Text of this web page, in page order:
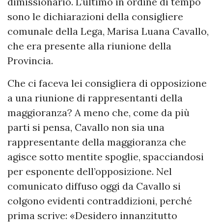
sono le dichiarazioni della consigliere
comunale della Lega, Marisa Luana Cavallo,
che era presente alla riunione della
Provincia.
Che ci faceva lei consigliera di opposizione
a una riunione di rappresentanti della
maggioranza? A meno che, come da più
parti si pensa, Cavallo non sia una
rappresentante della maggioranza che
agisce sotto mentite spoglie, spacciandosi
per esponente dell’opposizione. Nel
comunicato diffuso oggi da Cavallo si
colgono evidenti contraddizioni, perché
prima scrive: «Desidero innanzitutto